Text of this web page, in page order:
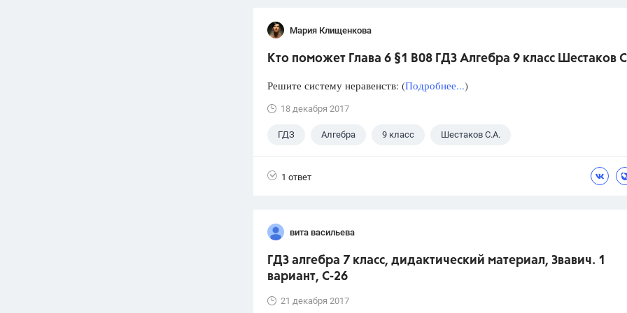
Мария Клищенкова
Кто поможет Глава 6 §1 B08 ГДЗ Алгебра 9 класс Шестаков
Решите систему неравенств: (Подробнее...)
18 декабря 2017
ГДЗ Алгебра 9 класс Шестаков С.А.
1 ответ
вита васильева
ГДЗ алгебра 7 класс, дидактический материал, Звавич. 1
вариант, С-26
21 декабря 2017